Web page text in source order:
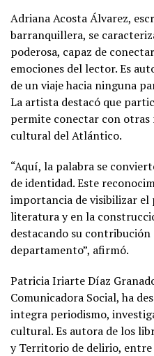
Adriana Acosta Álvarez,
barranquillera, se
poderosa, capaz de
emociones del lector. Es
de un viaje hacia ninguna
La artista destacó que
permite conectar con otras
cultural del Atlántico.
“Aquí, la palabra se
de identidad. Este
importancia de visibilizar el
literatura y en la
destacando su
departamento”, afirmó.
Patricia Iriarte Díaz
Comunicadora Social, ha
integra periodismo,
cultural. Es autora de los
y Territorio de delirio,